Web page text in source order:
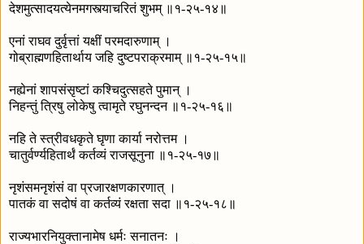
देशमुत्सादयत्येनमगस्त्याचरितं शुभम् ॥१-२५-१४॥
एनां राघव दुर्वृत्तां यक्षीं परमदारुणाम् ।
गोब्राह्मणहितार्थाय जहि दुष्टपराक्रमाम् ॥१-२५-१५॥
नह्येनां शापसंसृष्टां कश्चिदुत्सहते पुमान् ।
निहन्तुं त्रिषु लोकेषु त्वामृते रघुनन्दन ॥१-२५-१६॥
नहि ते स्त्रीवधकृते घृणा कार्या नरोत्तम ।
चातुर्वर्ण्यहितार्थं कर्तव्यं राजसूनुना ॥१-२५-१७॥
नृशंसमनृशंसं वा प्रजारक्षणकारणात् ।
पातकं वा सदोषं वा कर्तव्यं रक्षता सदा ॥१-२५-१८॥
राज्यभारनियुक्तानामेष धर्मः सनातनः ।